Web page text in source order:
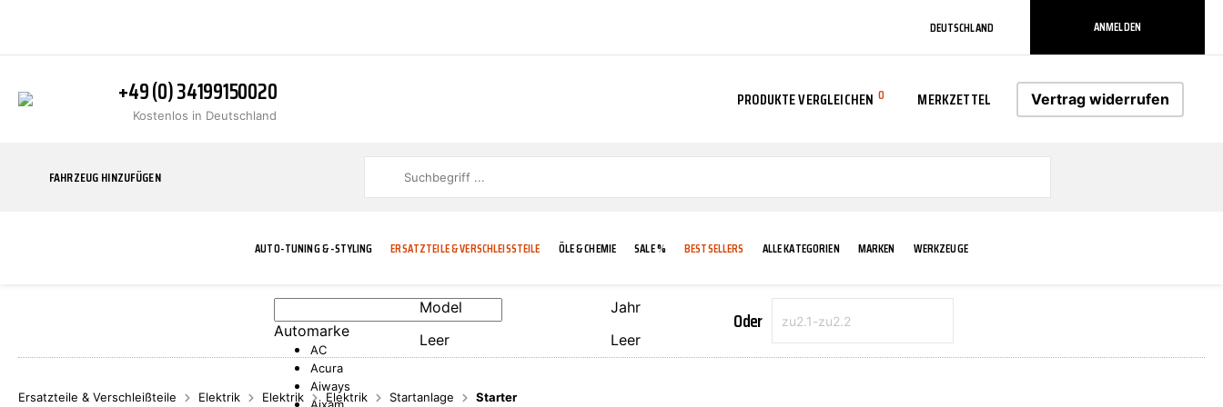
DEUTSCHLAND ANMELDEN
+49 (0) 34199150020
Kostenlos in Deutschland
PRODUKTE VERGLEICHEN 0 MERKZETTEL Vertrag widerrufen
FAHRZEUG HINZUFÜGEN
AUTO-TUNING & -STYLING ERSATZTEILE & VERSCHLEISSTEILE ÖLE & CHEMIE SALE % BESTSELLERS ALLE KATEGORIEN MARKEN WERKZEUGE
KÜHLERGRILL
VERBREITERUNG
CARCARE ELEKTRIK
BREMSFLÜSSIGKEIT FROSTSCHUTZ TECHNIK & WARTUNG
ADDINOL AS-PL
Automarke
AC
Acura
Aiways
Model
Leer
Jahr
Leer
Oder
Ersatzteile & Verschleißteile Elektrik Elektrik Elektrik Startanlage Starter